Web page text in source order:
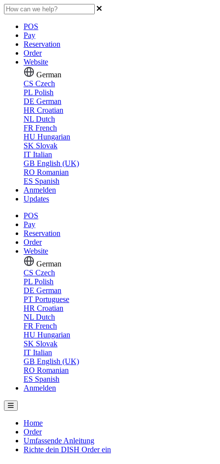
POS
Pay
Reservation
Order
Website
German
CS Czech
PL Polish
DE German
HR Croatian
NL Dutch
FR French
HU Hungarian
SK Slovak
IT Italian
GB English (UK)
RO Romanian
ES Spanish
Anmelden
Updates
POS
Pay
Reservation
Order
Website
German
CS Czech
PL Polish
DE German
PT Portuguese
HR Croatian
NL Dutch
FR French
HU Hungarian
SK Slovak
IT Italian
GB English (UK)
RO Romanian
ES Spanish
Anmelden
Home
Order
Umfassende Anleitung
Richte dein DISH Order ein